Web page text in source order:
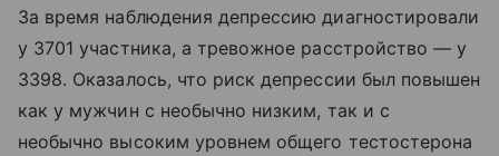
За время наблюдения депрессию диагностировали
у 3701 участника, а тревожное расстройство — у
3398. Оказалось, что риск депрессии был повышен
как у мужчин с необычно низким, так и с
необычно высоким уровнем общего тестостерона